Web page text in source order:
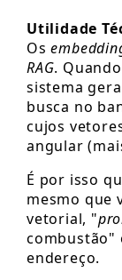
Utilidade
Os
RAG.
sistema
busca no
cujos
angular
É por isso
mesmo que
vetorial, "
combustão"
endereço.